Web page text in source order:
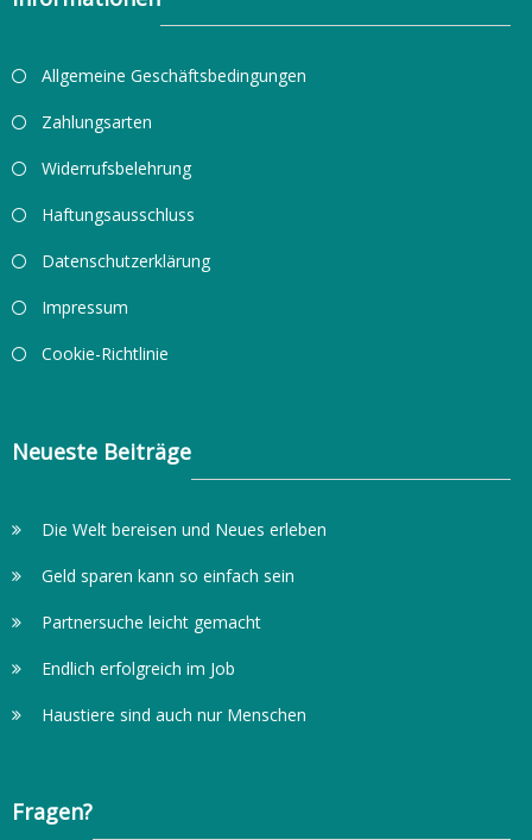
Allgemeine Geschäftsbedingungen
Zahlungsarten
Widerrufsbelehrung
Haftungsausschluss
Datenschutzerklärung
Impressum
Cookie-Richtlinie
Neueste Beiträge
Die Welt bereisen und Neues erleben
Geld sparen kann so einfach sein
Partnersuche leicht gemacht
Endlich erfolgreich im Job
Haustiere sind auch nur Menschen
Fragen?